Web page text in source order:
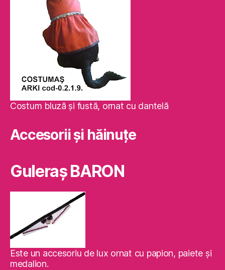
Costum bluză şi fustă, ornat cu dantelă
Accesorii și hăinuțe
Guleraş BARON
Este un accesoriu de lux ornat cu papion, paiete şi
medalion.